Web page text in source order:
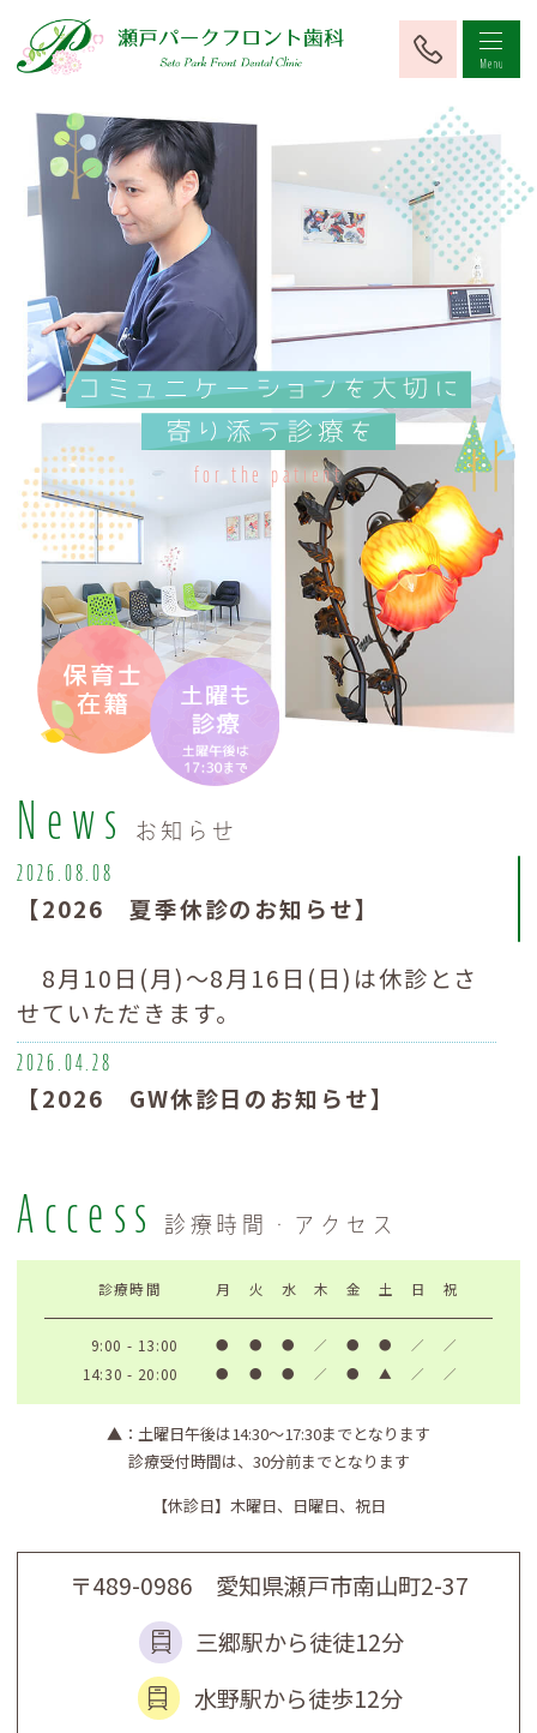
for the patient
News お知らせ
2026.08.08
【2026 夏季休診のお知らせ】
8月10日(月)～8月16日(日)は休診とさ
せていただきます。
2026.04.28
【2026 GW休診日のお知らせ】
ていただきます。
【年末年始 休診日のお知らせ】
12月28日(日)～1月4日(日)は休診とさ
【11月 休診日のお知らせ】
11月18日(火) 休診とさせていただき
ます。
【8月 お盆休みのお知らせ】
Access 診療時間・アクセス
診療時間 月 火 水 木 金 土 日 祝
9:00 - 13:00 ● ● ● ／ ● ● ／ ／
14:30 - 20:00 ● ● ● ／ ● ▲ ／ ／
▲ ：土曜日午後は14:30〜17:30までとなります
診療受付時間は、30分前までとなります
【休診日】 木曜日、日曜日、祝日
〒489-0986 愛知県瀬戸市南山町2-37
三郷駅から徒徒12分
水野駅から徒歩12分